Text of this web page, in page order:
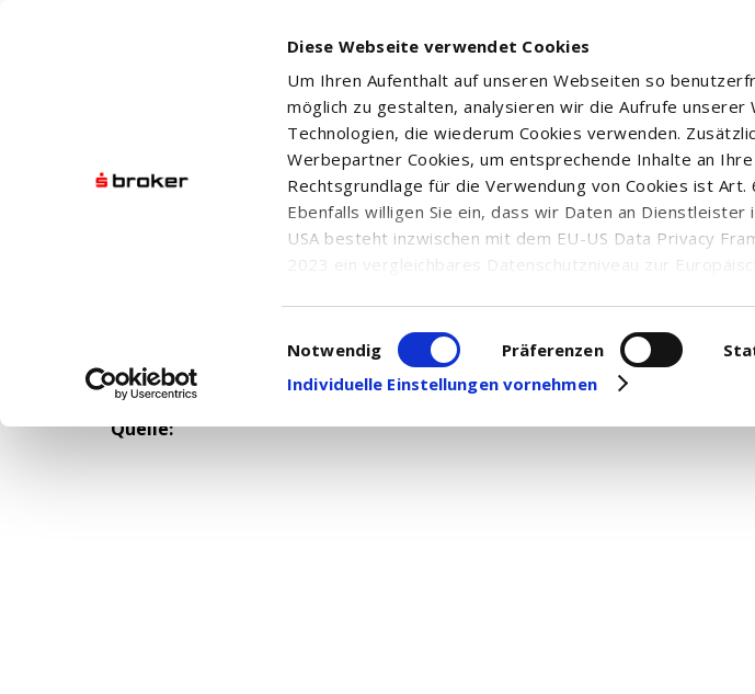
Diese Webseite verwendet Cookies
Um Ihren Aufenthalt auf unseren Webseiten so
möglich zu gestalten, analysieren wir die Aufrufe unserer
Technologien, die wiederum Cookies verwenden.
Werbepartner Cookies, um entsprechende Inhalte an
Rechtsgrundlage für die Verwendung von Cookies ist Art.
Ebenfalls willigen Sie ein, dass wir Daten an Dienstleister
USA besteht inzwischen mit dem EU-US Data Privacy
2023 ein vergleichbares Datenschutzniveau zur
in den USA, finden Sie auf unserer Seite zum
Einwilligung auch jederzeit widerrufen oder anpassen.
Einwilligungsauswahl
Notwendig Präferenzen
Individuelle Einstellungen vornehmen
Quelle: